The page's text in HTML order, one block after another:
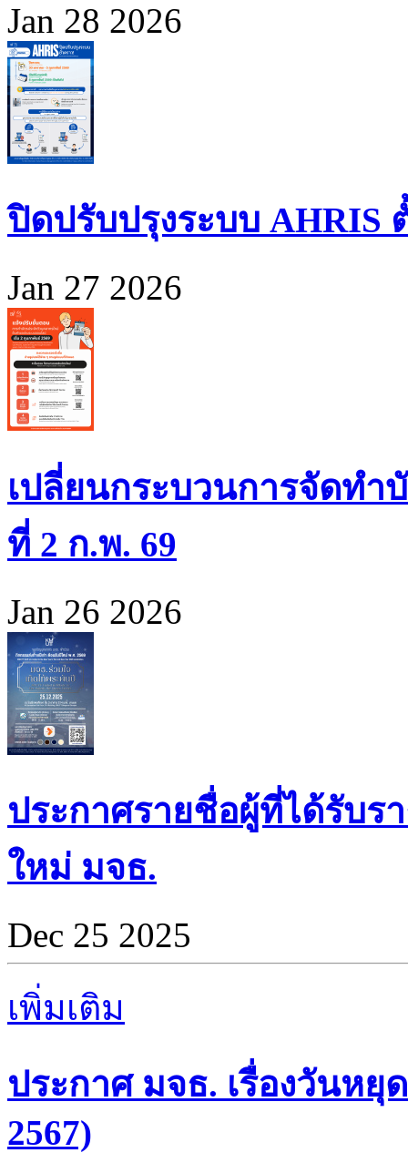
Jan 28 2026
ปิดปรับปรุงระบบ AHRIS
Jan 27 2026
เปลี่ยนกระบวนการจัดทำ
ที่ 2 ก.พ. 69
Jan 26 2026
ประกาศรายชื่อผู้ที่ได้รับ
ใหม่ มจธ.
Dec 25 2025
เพิ่มเติม
ประกาศ มจธ. เรื่องวันหยุ
2567)